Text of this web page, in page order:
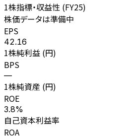
1株指標・収益性 (FY25)
株価データは準備中
EPS
42.16
1株純利益 (円)
BPS
—
1株純資産 (円)
ROE
3.8%
自己資本利益率
ROA